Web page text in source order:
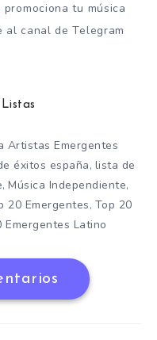
promociona tu música
al canal de Telegram
Listas
Artistas Emergentes
éxitos españa, lista de
, Música Independiente,
20 Emergentes, Top 20
Emergentes Latino